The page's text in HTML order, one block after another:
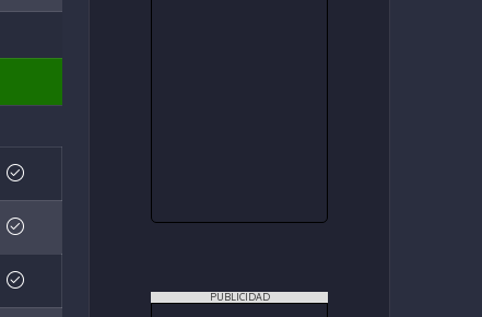
PUBLICIDAD